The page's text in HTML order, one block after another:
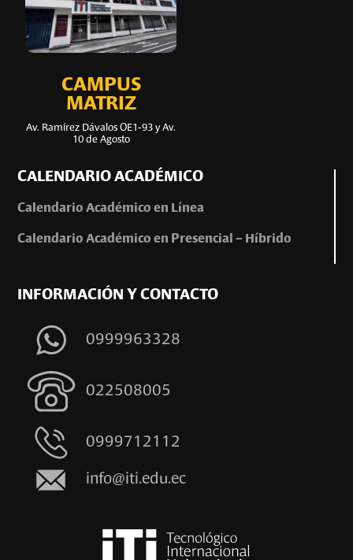
CAMPUS
MATRIZ
Av. Ramírez Dávalos OE1-93 y Av.
10 de Agosto
CALENDARIO ACADÉMICO
Calendario Académico en Línea
Calendario Académico en Presencial – Híbrido
INFORMACIÓN Y CONTACTO
0999963328
022508005
0999712112
info@iti.edu.ec